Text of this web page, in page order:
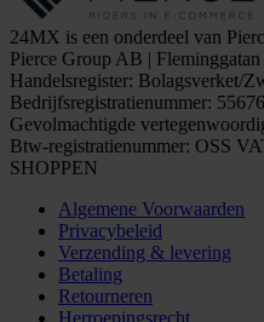
24MX is een onderdeel van
Pierce Group AB |
Handelsregister: Bolagsverket/
Bedrijfsregistratienummer:
Gevolmachtigde
Btw-registratienummer: OSS
SHOPPEN
Algemene Voorwaarden
Privacybeleid
Verzending & levering
Betaling
Retourneren
Herroepingsrecht